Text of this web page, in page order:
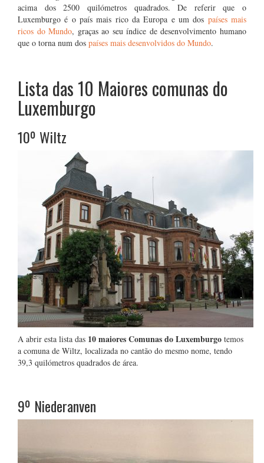
acima dos 2500 quilómetros quadrados. De referir que o
Luxemburgo é o país mais rico da Europa e um dos países mais
ricos do Mundo, graças ao seu índice de desenvolvimento humano
que o torna num dos países mais desenvolvidos do Mundo.
Lista das 10 Maiores comunas do
Luxemburgo
10º Wiltz
A abrir esta lista das 10 maiores Comunas do Luxemburgo temos
a comuna de Wiltz, localizada no cantão do mesmo nome, tendo
39,3 quilómetros quadrados de área.
9º Niederanven